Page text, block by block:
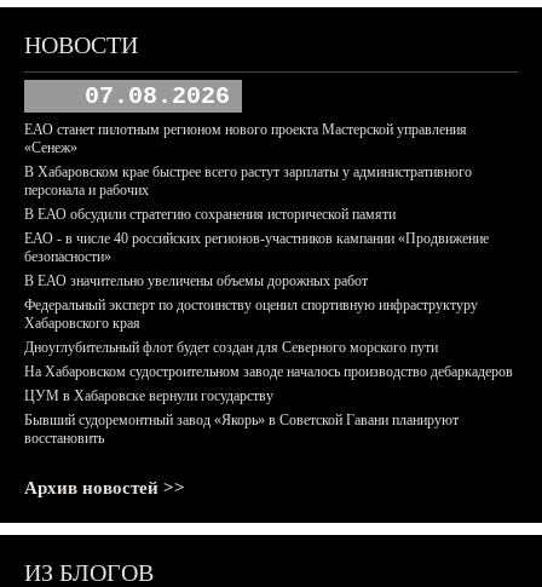
НОВОСТИ
07.08.2026
ЕАО станет пилотным регионом нового проекта Мастерской управления
«Сенеж»
В Хабаровском крае быстрее всего растут зарплаты у административного
персонала и рабочих
В ЕАО обсудили стратегию сохранения исторической памяти
ЕАО - в числе 40 российских регионов-участников кампании «Продвижение
безопасности»
В ЕАО значительно увеличены объемы дорожных работ
Федеральный эксперт по достоинству оценил спортивную инфраструктуру
Хабаровского края
Дноуглубительный флот будет создан для Северного морского пути
На Хабаровском судостроительном заводе началось производство дебаркадеров
ЦУМ в Хабаровске вернули государству
Бывший судоремонтный завод «Якорь» в Советской Гавани планируют
восстановить
Архив новостей >>
ИЗ БЛОГОВ